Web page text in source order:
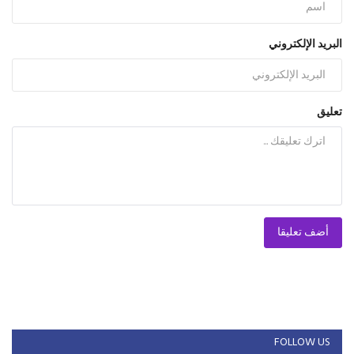
البريد الإلكتروني
تعليق
أضف تعليقا
FOLLOW US